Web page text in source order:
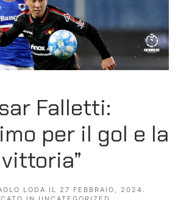
Falletti:
per il gol e la
vittoria”
LODA IL 27 FEBBRAIO, 2024 .